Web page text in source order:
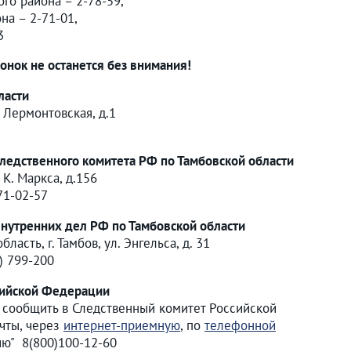
– 2-71-01,
не останется без внимания!
д.1
комитета РФ по Тамбовской области
К. Маркса, д.156
02-57
дел РФ по Тамбовской области
г. Тамбов, ул. Энгельса, д. 31
799-200
Федерации
в Следственный комитет Российской
через интернет-приемную, по телефонной
8(800)100-12-60